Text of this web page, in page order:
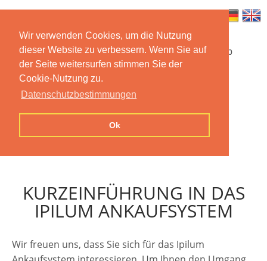
Wir verwenden Cookies, um die Nutzung
dieser Website zu verbessern. Wenn Sie auf
der Seite weitersurfen stimmen Sie der
Cookie-Nutzung zu.
Datenschutzbestimmungen
Ok
Startseite Funktionen Mobile App
Preise
Kontakt Impressum
KURZEINFÜHRUNG IN DAS
IPILUM ANKAUFSYSTEM
Wir freuen uns, dass Sie sich für das Ipilum